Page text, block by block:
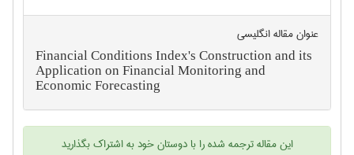
عنوان مقاله انگليسی
Financial Conditions Index's Construction and its
Application on Financial Monitoring and
Economic Forecasting
اینمقاله ترجمه شدهرا با دوستان خود به اشتراک بگذارید